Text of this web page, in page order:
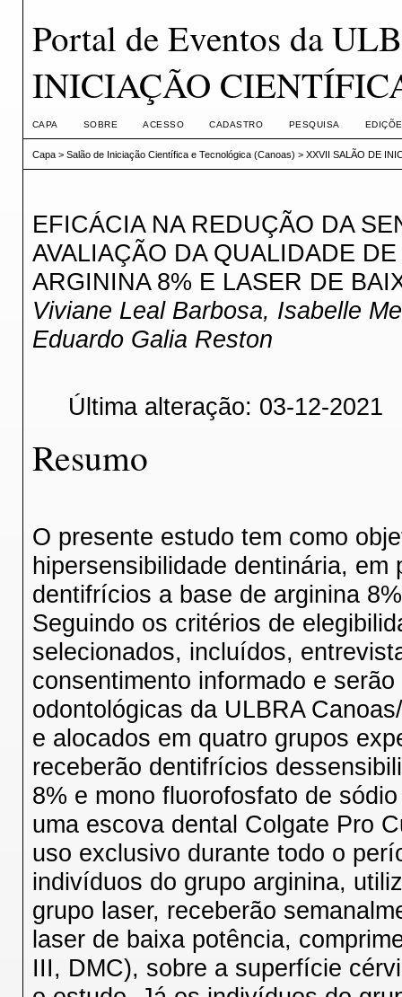
Portal de Eventos da
INICIAÇÃO
CAPA SOBRE ACESSO CADASTRO PESQUISA
Capa> Salão de Iniciação Científica e Tecnológica (Canoas) > XXVII SALÃO DE
EFICÁCIA NA REDUÇÃO DA
AVALIAÇÃO DA QUALIDADE
ARGININA 8% E LASER DE
Viviane Leal Barbosa, Isabelle
Eduardo Galia Reston
Última alteração: 03-12-2021
Resumo
O presente estudo tem como
hipersensibilidade dentinária,
dentifrícios a base de arginina
Seguindo os critérios de
selecionados, incluídos,
consentimento informado e
odontológicas da ULBRA
e alocados em quatro grupos
receberão dentifrícios
8% e mono fluorofosfato de
uma escova dental Colgate Pro
uso exclusivo durante todo o
indivíduos do grupo arginina,
grupo laser, receberão
laser de baixa potência,
III, DMC), sobre a superfície